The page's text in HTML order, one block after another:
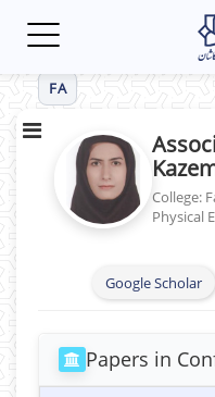
Toggle
FA
College:
Physical
Google Scholar
Papers in